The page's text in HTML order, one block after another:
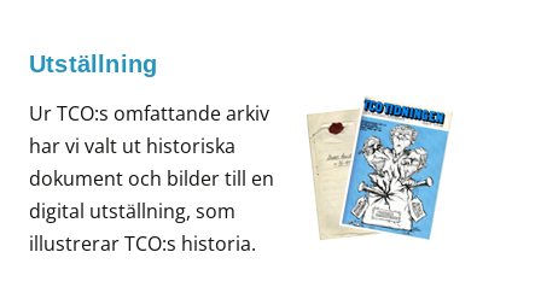
Utställning
Ur TCO:s omfattande arkiv
har vi valt ut historiska
dokument och bilder till en
digital utställning, som
illustrerar TCO:s historia.